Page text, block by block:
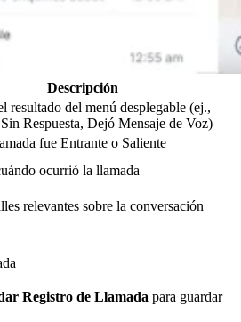
Descripción
resultado del menú desplegable (ej.,
Respuesta, Dejó Mensaje de Voz)
fue Entrante o Saliente
ocurrió la llamada
relevantes sobre la conversación
Registro de Llamada para guardar